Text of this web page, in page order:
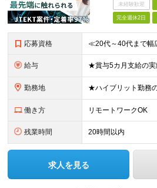
未経験歓迎
完全週休2日
応募資格
給与
勤務地
働き方 リモートワークOK
残業時間 20時間以内
求人を見る